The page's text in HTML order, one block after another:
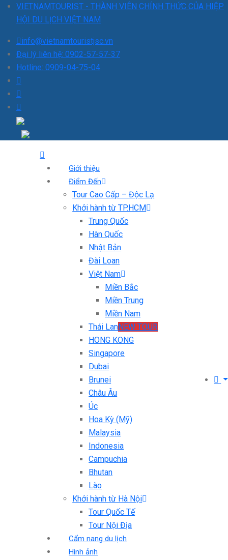
VIETNAMTOURIST - THÀNH VIÊN CHÍNH THỨC CỦA HIỆP
HỘI DU LỊCH VIỆT NAM
info@vietnamtouristjsc.vn
Đại lý liên hệ: 0902-57-57-37
Hotline: 0909-04-75-04
Giới thiệu
Điểm Đến
Tour Cao Cấp – Độc Lạ
Khởi hành từ TP.HCM
Trung Quốc
Hàn Quốc
Nhật Bản
Đài Loan
Việt Nam
Miền Bắc
Miền Trung
Miền Nam
Thái LanNEW TOUR
HONG KONG
Singapore
Dubai
Brunei
Châu Âu
Úc
Hoa Kỳ (Mỹ)
Malaysia
Indonesia
Campuchia
Bhutan
Lào
Khởi hành từ Hà Nội
Tour Quốc Tế
Tour Nội Địa
Cẩm nang du lịch
Hình ảnh